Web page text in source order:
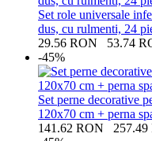
Set role universale
dus, cu rulmenti, 24
29.56 RON 53.74
-45%
Set perne decorative
120x70 cm + perna
141.62 RON 257.49